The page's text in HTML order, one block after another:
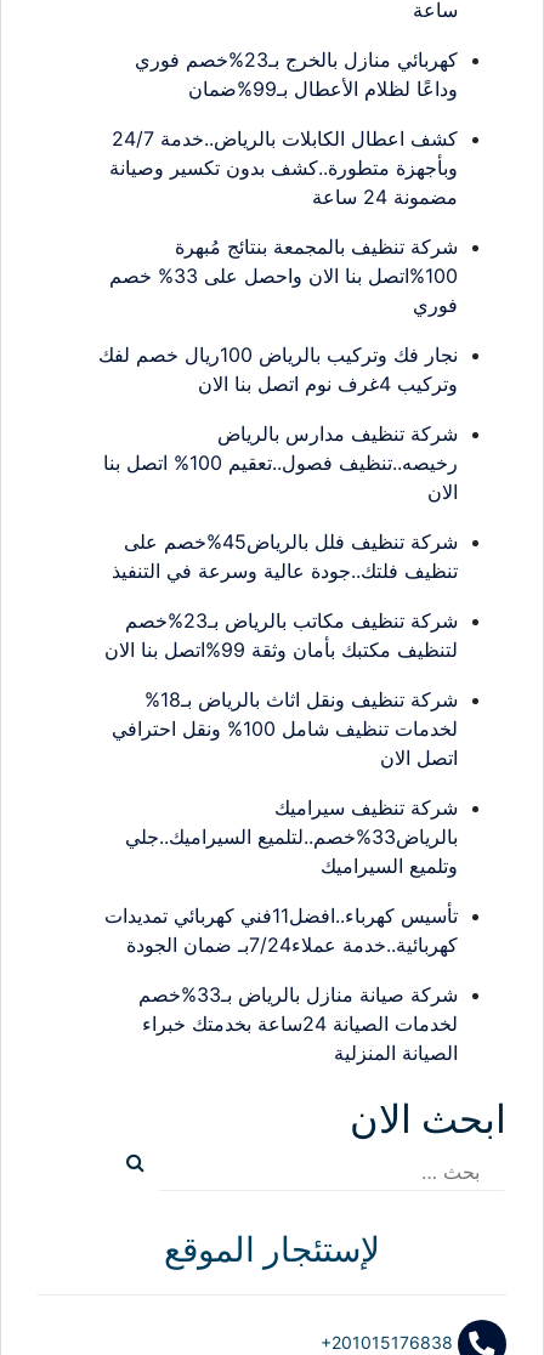
ساعة
كهربائي منازل بالخرج بـ23%خصم فوري
وداعًا لظلام الأعطال بـ99%ضمان
كشف اعطال الكابلات بالرياض..خدمة 24/7
وبأجهزة متطورة..كشف بدون تكسير وصيانة
مضمونة 24 ساعة
شركة تنظيف بالمجمعة بنتائج مُبهرة
100%اتصل بنا الان واحصل على 33% خصم
فوري
نجار فك وتركيب بالرياض 100ريال خصم لفك
وتركيب 4غرف نوم اتصل بنا الان
شركة تنظيف مدارس بالرياض
رخيصه..تنظيف فصول..تعقيم 100% اتصل بنا
الان
شركة تنظيف فلل بالرياض45%خصم على
تنظيف فلتك..جودة عالية وسرعة في التنفيذ
شركة تنظيف مكاتب بالرياض بـ23%خصم
لتنظيف مكتبك بأمان وثقة 99%اتصل بنا الان
شركة تنظيف ونقل اثاث بالرياض بـ18%
لخدمات تنظيف شامل 100% ونقل احترافي
اتصل الان
شركة تنظيف سيراميك
بالرياض33%خصم..لتلميع السيراميك..جلي
وتلميع السيراميك
تأسيس كهرباء..افضل11فني كهربائي تمديدات
كهربائية..خدمة عملاء7/24بـ ضمان الجودة
شركة صيانة منازل بالرياض بـ33%خصم
لخدمات الصيانة 24ساعة بخدمتك خبراء
الصيانة المنزلية
ابحث الان
البحث
لإستئجار الموقع
+201015176838